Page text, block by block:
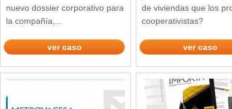
nuevo dossier corporativo para
la compañía,...
ver caso
de viviendas que los
cooperativistas?
ver caso